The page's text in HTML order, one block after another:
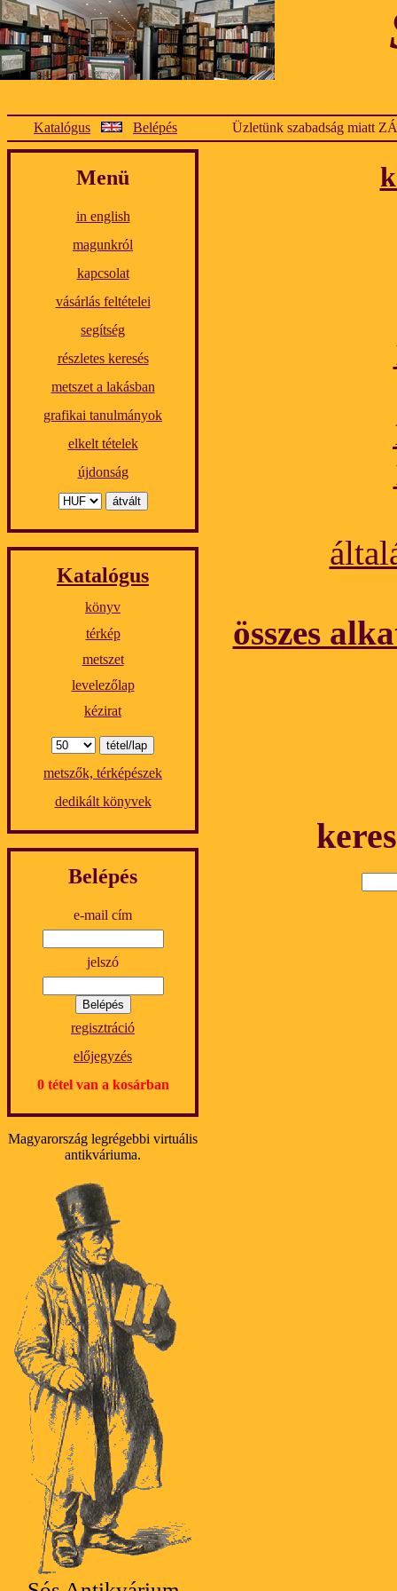
Katalógus Belépés Üzletünk szabadság miatt
Menü
in english
magunkról
kapcsolat
vásárlás feltételei
segítség
részletes keresés
metszet a lakásban
grafikai tanulmányok
elkelt tételek
újdonság
Katalógus
könyv
térkép
metszet
levelezőlap
kézirat
metszők, térképészek
dedikált könyvek
Belépés
e-mail cím
jelszó
regisztráció
előjegyzés
0 tétel van a kosárban
Magyarország legrégebbi virtuális
antikváriuma.
összes